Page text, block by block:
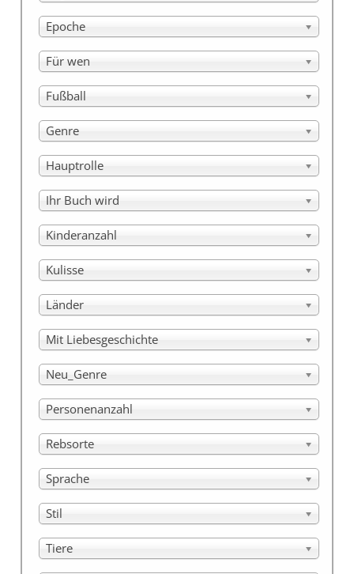
Epoche
Für wen
Fußball
Genre
Hauptrolle
Ihr Buch wird
Kinderanzahl
Kulisse
Länder
Mit Liebesgeschichte
Neu_Genre
Personenanzahl
Rebsorte
Sprache
Stil
Tiere